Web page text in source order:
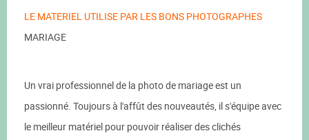
LE MATERIEL UTILISE PAR LES BONS PHOTOGRAPHES
MARIAGE
Un vrai professionnel de la photo de mariage est un
passionné. Toujours à l'affût des nouveautés, il s'équipe avec
le meilleur matériel pour pouvoir réaliser des clichés